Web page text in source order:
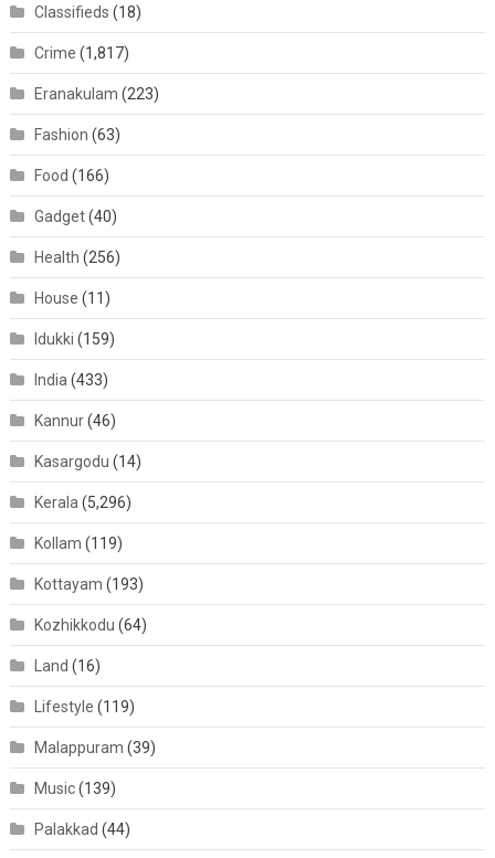
Classifieds (18)
Crime (1,817)
Eranakulam (223)
Fashion (63)
Food (166)
Gadget(40)
Health (256)
House (11)
Idukki (159)
India(433)
Kannur(46)
Kasargodu (14)
Kerala(5,296)
Kollam (119)
Kottayam (193)
Kozhikkodu (64)
Land (16)
Lifestyle (119)
Malappuram (39)
Music(139)
Palakkad (44)